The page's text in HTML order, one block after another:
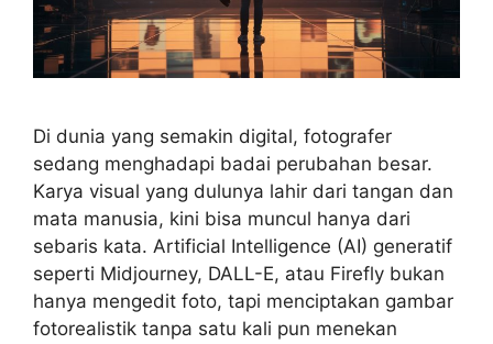
Di dunia yang semakin digital, fotografer
sedang menghadapi badai perubahan besar.
Karya visual yang dulunya lahir dari tangan dan
mata manusia, kini bisa muncul hanya dari
sebaris kata. Artificial Intelligence (AI) generatif
seperti Midjourney, DALL-E, atau Firefly bukan
hanya mengedit foto, tapi menciptakan gambar
fotorealistik tanpa satu kali pun menekan